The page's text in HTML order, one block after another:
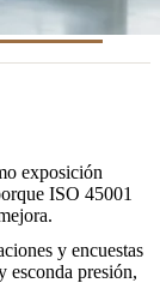
exposición
ISO 45001
y encuestas
esconda presión,